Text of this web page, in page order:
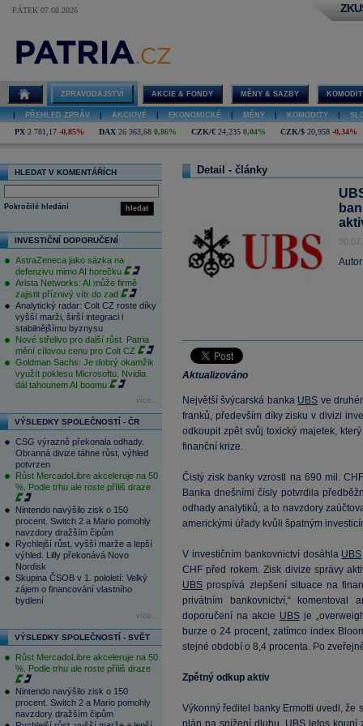
PÁTEK 07.08.2026
ZPRAVODAJSTVÍ AKCIE & FONDY MĚNY & SAZBY
PŘEHLED ZPRÁV AKCIOVÉ EKONOMICKÉ MĚNY KOMODITY
PX 2 781,17 -0,85% DAX 26 363,68 0,86% CZK/€ 24,235 0,04% CZK/$ 20,958 -0,34%
HLEDAT V KOMENTÁŘÍCH
hledat
Pokročilé hledání
INVESTIČNÍ DOPORUČENÍ
AstraZeneca jako sázka na
defenzivu mimo AI horečku
Arista Networks: AI může firmě
zajistit příznivý vítr do zad
Analytický radar: Colt CZ roste díky
vyšší marži, širší integraci i
stabilnějšímu byznysu
Nové střelivo pro další růst. Patria
mění cílovou cenu pro Colt CZ
Goldman Sachs: Je dobrý okamžik
využít poklesu Microsoftu. Nvidia
dál tahounem AI boomu
více...
VÝSLEDKY SPOLEČNOSTÍ - ČR
CSG výrazně překonala odhady.
Obranná divize táhne růst, výhled
potvrzen
Růst MercadoLibre akceleruje na 50
%. Podle trhu ale roste příliš draze
Nintendo navýšilo zisk o 150
procent. Switch 2 a Mario pomohly
navzdory dražším čipům
Rychlejší růst, vyšší marže a lepší
výhled. Lilly překonává Novo
Nordisk
Skupina ČSOB v 1. pololetí: Velký
zájem o financování vlastního
bydlení
více...
VÝSLEDKY SPOLEČNOSTÍ - SVĚT
Růst MercadoLibre akceleruje na 50
%. Podle trhu ale roste příliš draze
Nintendo navýšilo zisk o 150
procent. Switch 2 a Mario pomohly
navzdory dražším čipům
Detail - články
Aktualizováno
Největší švýcarská banka UBS ve
franků, především díky zisku v divizi
odkoupit zpět svůj toxický majetek,
finanční krize.
Čistý zisk banky vzrostl na 690 mil.
Banka dnešními čísly potvrdila
odhady analytiků, a to navzdory
americkými úřady kvůli špatným
V investičním bankovnictví dosáhla UBS
CHF před rokem. Zisk divize správy
UBS prospívá zlepšení situace na
privátním bankovnictví,“ komentoval
doporučení na akcie UBSje
burze o 24 procent, zatímco index
stejné období o 8,4 procenta. Po
Zpětný odkup aktiv
Výkonný ředitel banky Ermotti uvedl, že
plán na snížení dluhu. UBS letos koupí